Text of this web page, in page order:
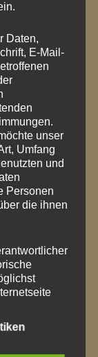
NEXT POST
und
an
Ostern
Daten,
E-Mail-
unser
Umfang
und
Personen
die ihnen